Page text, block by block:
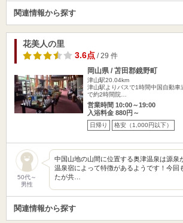
関連情報から探す
花美人の里
3.6点/ 29 件
岡山県 / 苫田郡鏡野町
津山駅20.04km
津山駅よりバスで1時間中国自動車
で約2時間院…
営業時間 10:00～19:00
入浴料金 880円～
日帰り 格安（1,000円以下）
50代～
男性
中国山地の山間に位置する奥津温泉は源泉
温泉宿によって特徴があるようです！今回
たが共…
関連情報から探す